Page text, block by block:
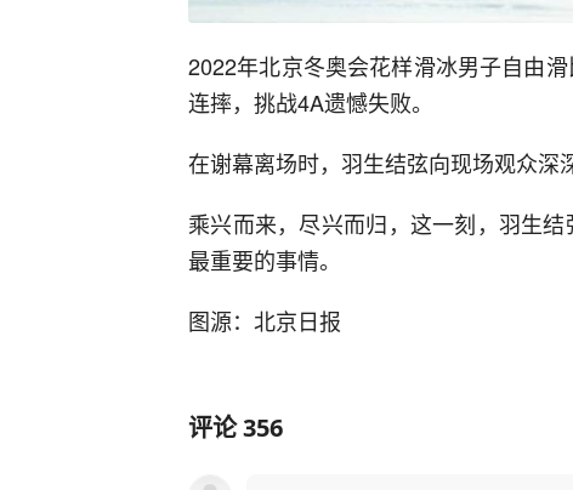
2022年北京冬奥会花样滑冰男子自由
连摔，挑战4A遗憾失败。
在谢幕离场时，羽生结弦向现场观众深
乘兴而来，尽兴而归，这一刻，羽生
最重要的事情。
图源：北京日报
评论356